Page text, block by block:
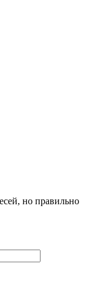
но правильно